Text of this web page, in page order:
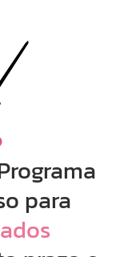
para